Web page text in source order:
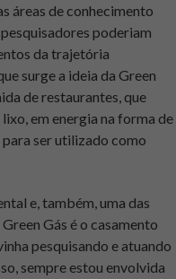
áreas de conhecimento
poderiam
da trajetória
surge a ideia da Green
de restaurantes, que
em energia na forma de
ser utilizado como
e, também, uma das
Gás é o casamento
pesquisando e atuando
sempre estou envolvida